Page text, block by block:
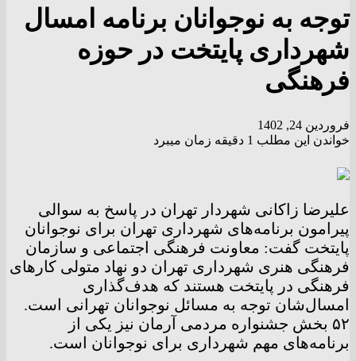
توجه به نوجوانان برنامه امسال
شهرداری پایتخت در حوزه
فرهنگی
فروردین 24, 1402
خواندن این مطلب 1 دقیقه زمان میبرد
علیرضا زاکانی شهردار تهران در پاسخ به سوالی
پیرامون برنامه‌های شهرداری تهران برای نوجوانان
پایتخت گفت: معاونت فرهنگی اجتماعی و سازمان
فرهنگی هنری شهرداری تهران دو نهاد متولی کار‌های
فرهنگی در پایتخت هستند که هدف‌گذاری
امسال‌شان توجه به مسائل نوجوانان تهرانی است.
۵۲ بخش جشنواره مردمی آرمان نیز یکی از
برنامه‌های مهم شهرداری برای نوجوانان است.